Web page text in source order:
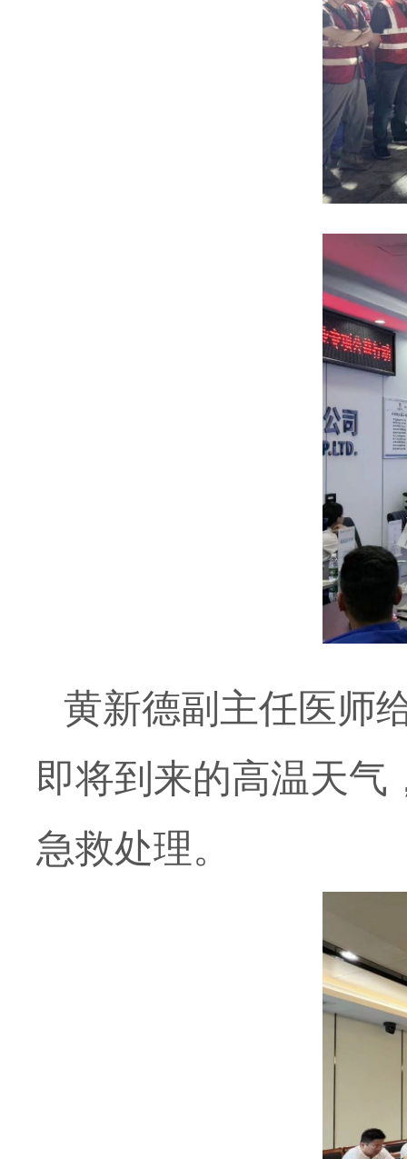
黄新德副主任医师
即将到来的高温天气
急救处理。